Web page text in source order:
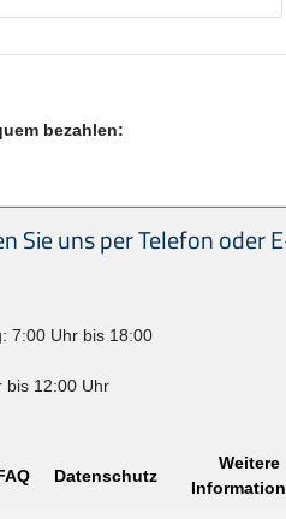
bezahlen:
Sie uns per Telefon oder
7:00 Uhr bis 18:00
bis 12:00 Uhr
Datenschutz
Weitere